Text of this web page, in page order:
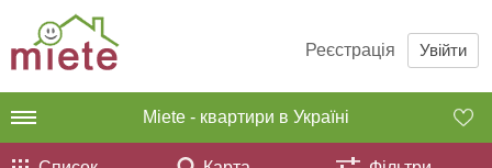
Реєстрація Увійти
Miete - квартири в Україні